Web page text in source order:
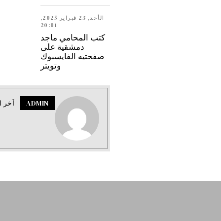
الأحد, 23 فبراير 2025,
20:01
كتب المحامي ماجد
دمشقية على
صفحتيه الفايسبوك
وتويتر
ADMIN اَخر